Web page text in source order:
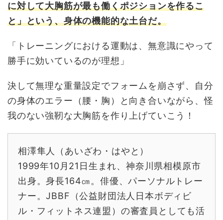
に対して大胸筋が最も働くポジションを作るこ
と」という、身体の機能的な土台だ。
「トレーニングにおける運動は、無意識にやって
勝手に効いているのが理想」
決して無理な重量設定でフォームを崩さず、自分
の身体のエラー（腰・胸）と向き合いながら、怪
我のない強靭な大胸筋を作り上げていこう！
相澤隼人（あいざわ・はやと）
1999年10月21日生まれ、神奈川県相模原市
出身。身長164㎝。俳優、パーソナルトレー
ナー。JBBF（公益財団法人日本ボディビ
ル・フィットネス連盟）の審査員としても活